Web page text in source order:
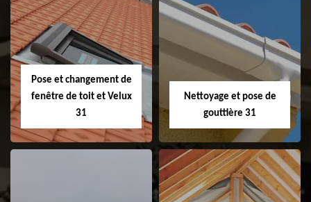
Couvreur 31
Etanchéité de
faitage et faitière
31
Pose et changement de
fenêtre de toit et Velux
31
Nettoyage et pose de
gouttière 31